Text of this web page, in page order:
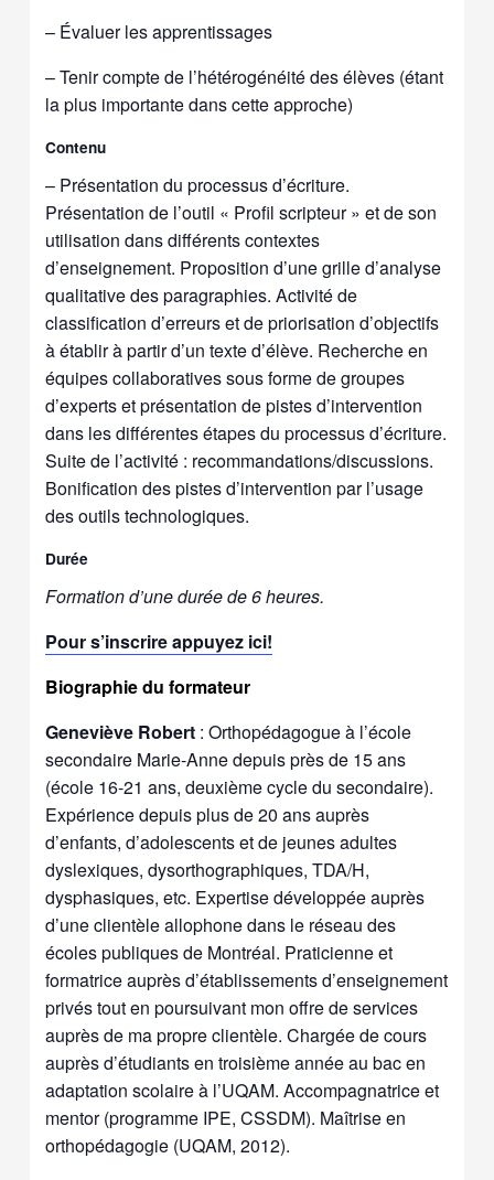
– Évaluer les apprentissages
– Tenir compte de l’hétérogénéité des élèves (étant
la plus importante dans cette approche)
Contenu
– Présentation du processus d’écriture.
Présentation de l’outil « Profil scripteur » et de son
utilisation dans différents contextes
d’enseignement. Proposition d’une grille d’analyse
qualitative des paragraphies. Activité de
classification d’erreurs et de priorisation d’objectifs
à établir à partir d’un texte d’élève. Recherche en
équipes collaboratives sous forme de groupes
d’experts et présentation de pistes d’intervention
dans les différentes étapes du processus d’écriture.
Suite de l’activité : recommandations/discussions.
Bonification des pistes d’intervention par l’usage
des outils technologiques.
Durée
Formation d’une durée de 6 heures.
Pour s’inscrire appuyez ici!
Biographie du formateur
Geneviève Robert : Orthopédagogue à l’école
secondaire Marie-Anne depuis près de 15 ans
(école 16-21 ans, deuxième cycle du secondaire).
Expérience depuis plus de 20 ans auprès
d’enfants, d’adolescents et de jeunes adultes
dyslexiques, dysorthographiques, TDA/H,
dysphasiques, etc. Expertise développée auprès
d’une clientèle allophone dans le réseau des
écoles publiques de Montréal. Praticienne et
formatrice auprès d’établissements d’enseignement
privés tout en poursuivant mon offre de services
auprès de ma propre clientèle. Chargée de cours
auprès d’étudiants en troisième année au bac en
adaptation scolaire à l’UQAM. Accompagnatrice et
mentor (programme IPE, CSSDM). Maîtrise en
orthopédagogie (UQAM, 2012).